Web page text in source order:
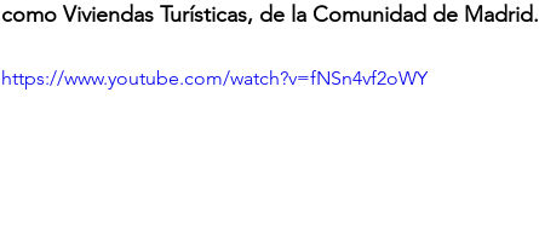
como Viviendas Turísticas, de la Comunidad de Madrid.
https://www.youtube.com/watch?v=fNSn4vf2oWY